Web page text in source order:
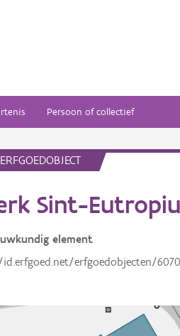
Persoon of collectief
ERFGOEDOBJECT
Sint-
element
erfgoedobjecten/